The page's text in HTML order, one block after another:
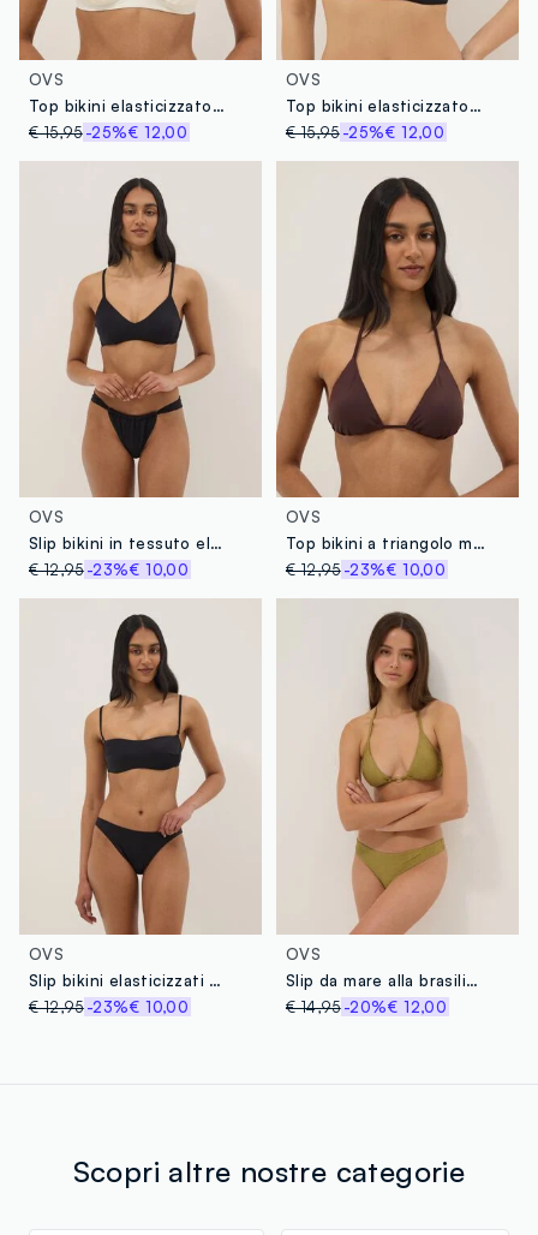
OVS
Top bikini elasticizzato bianco a triangolo
€ 15,95-25%€ 12,00
OVS
Top bikini elasticizzato nero con imbottitura removibile
€ 15,95 -25%€ 12,00
OVS
Slip bikini in tessuto elasticizzato nero
€ 12,95-23%€ 10,00
OVS
Top bikini a triangolo marrone in tessuto elasticizzato
€ 12,95 -23%€ 10,00
OVS
Slip bikini elasticizzati neri
€ 12,95-23%€ 10,00
OVS
Slip da mare alla brasiliana in tessuto elasticizzato glitterato verde
€ 14,95 -20%€ 12,00
Scopri altre nostre categorie